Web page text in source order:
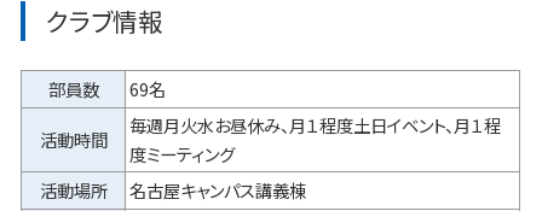
クラブ情報
部員数
69名
活動時間
毎週月火水お昼休み、月１程度土日イベント、月１程
度ミーティング
活動場所
名古屋キャンパス講義棟